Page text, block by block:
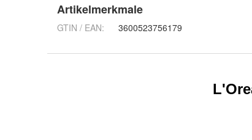
Artikelmerkmale
GTIN / EAN: 3600523756179